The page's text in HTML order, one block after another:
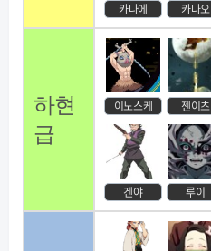
카나에 카나오
하현
급
이노스케 젠이츠
겐야 루이